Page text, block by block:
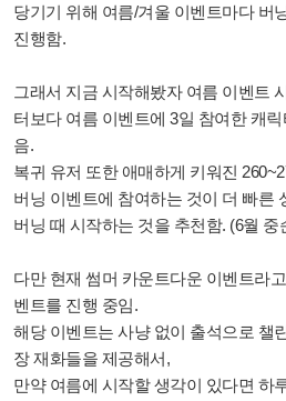
당기기 위해 여름/겨울 이벤트마다 버
진행함.
그래서 지금 시작해봤자 여름 이벤트
터보다 여름 이벤트에 3일 참여한 캐
음.
복귀 유저 또한 애매하게 키워진
버닝 이벤트에 참여하는 것이 더 빠른
버닝 때 시작하는 것을 추천함. (6월 중
다만 현재 썸머 카운트다운 이벤트라
벤트를 진행 중임.
해당 이벤트는 사냥 없이 출석으로 챌
장 재화들을 제공해서,
만약 여름에 시작할 생각이 있다면 하